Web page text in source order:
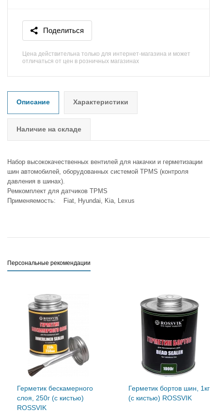
Поделиться
Цена действительна только для интернет-магазина и может
отличаться от цен в розничных магазинах
Описание Характеристики
Наличие на складе
Набор высококачественных вентилей для накачки и герметизации
шин автомобилей, оборудованных системой TPMS (контроля
давления в шинах).
Ремкомплект для датчиков TPMS
Применяемость: Fiat, Hyundai, Kia, Lexus
Персональные рекомендации
Герметик бескамерного
слоя, 250г (с кистью)
ROSSVIK
Герметик бортов шин, 1кг
(с кистью) ROSSVIK